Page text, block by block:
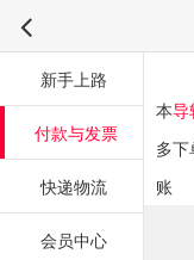
新手上路
付款与发票
快递物流
会员中心
本导
多
账